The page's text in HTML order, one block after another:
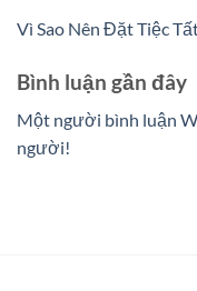
Vì Sao Nên Đặt Tiệc
Bình luận gần đây
Một người bình luận
người!